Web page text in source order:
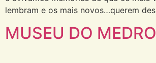
lembram e os mais novos…querem
MUSEU DO